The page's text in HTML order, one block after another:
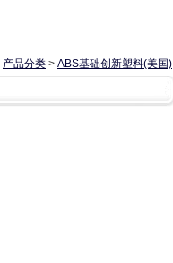
产品分类 > ABS基础创新塑料(美国)